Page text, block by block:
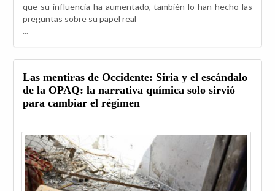
que su influencia ha aumentado, también lo han hecho las
preguntas sobre su papel real
...
Las mentiras de Occidente: Siria y el escándalo
de la OPAQ: la narrativa química solo sirvió
para cambiar el régimen